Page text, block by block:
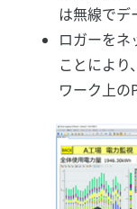
は無線でデ
ロガーをネ
ことにより
ワーク上の